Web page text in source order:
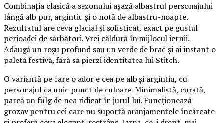
Combinația clasică a sezonului așază albastrul personajului
lângă alb pur, argintiu și o notă de albastru-noapte.
Rezultatul are ceva glacial și sofisticat, exact pe gustul
perioadei de sărbători. Vrei căldură în mijlocul iernii.
Adaugă un roșu profund sau un verde de brad și ai instant o
paletă festivă, fără să pierzi identitatea lui Stitch.
O variantă pe care o ador e cea pe alb și argintiu, cu
personajul ca unic punct de culoare. Minimalistă, curată,
parcă un fulg de nea ridicat în jurul lui. Funcționează
grozav pentru cei care nu suportă aranjamentele încărcate